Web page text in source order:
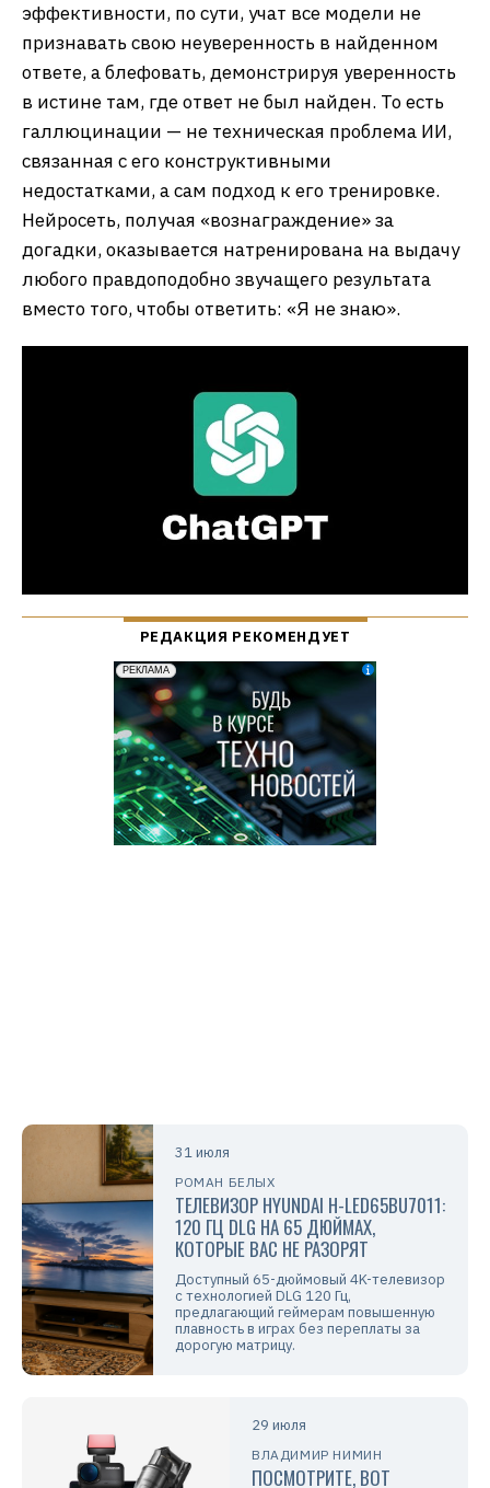
эффективности, по сути, учат все модели не
признавать свою неуверенность в найденном
ответе, а блефовать, демонстрируя уверенность
в истине там, где ответ не был найден. То есть
галлюцинации — не техническая проблема ИИ,
связанная с его конструктивными
недостатками, а сам подход к его тренировке.
Нейросеть, получая «вознаграждение» за
догадки, оказывается натренирована на выдачу
любого правдоподобно звучащего результата
вместо того, чтобы ответить: «Я не знаю».
31 июля
РОМАН БЕЛЫХ
ТЕЛЕВИЗОР HYUNDAI H-LED65BU7011:
120 ГЦ DLG НА 65 ДЮЙМАХ,
КОТОРЫЕ ВАС НЕ РАЗОРЯТ
Доступный 65-дюймовый 4K-телевизор
с технологией DLG 120 Гц,
предлагающий геймерам повышенную
плавность в играх без переплаты за
дорогую матрицу.
29 июля
ВЛАДИМИР НИМИН
ПОСМОТРИТЕ, ВОТ